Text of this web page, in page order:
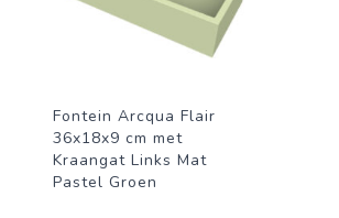
Fontein Arcqua Flair
36x18x9 cm met
Kraangat Links Mat
Pastel Groen